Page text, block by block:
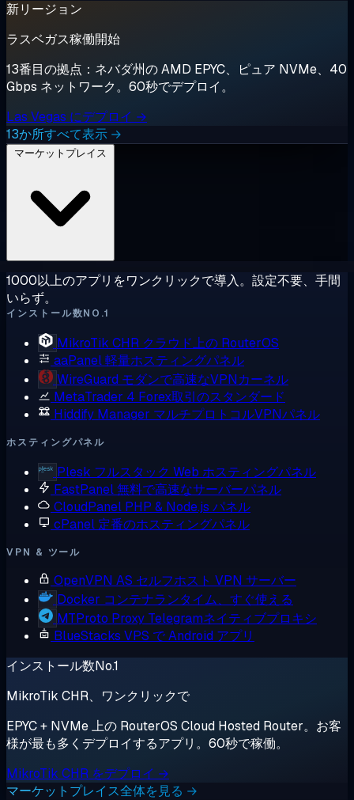
新リージョン
ラスベガス稼働開始
13番目の拠点：ネバダ州の AMD EPYC、ピュア NVMe、40
Gbps ネットワーク。60秒でデプロイ。
Las Vegas にデプロイ →
13か所すべて表示 →
1000以上のアプリをワンクリックで導入。設定不要、手間
いらず。
インストール数NO.1
MikroTik CHR クラウド上の RouterOS
aaPanel軽量ホスティングパネル
WireGuard モダンで高速なVPNカーネル
MetaTrader 4 Forex取引のスタンダード
Hiddify Manager マルチプロトコルVPNパネル
ホスティングパネル
Plesk フルスタック Web ホスティングパネル
FastPanel無料で高速なサーバーパネル
CloudPanel PHP & Node.js パネル
cPanel 定番のホスティングパネル
VPN & ツール
OpenVPN AS セルフホスト VPN サーバー
Docker コンテナランタイム、すぐ使える
MTProto Proxy Telegramネイティブプロキシ
BlueStacks VPS で Android アプリ
インストール数No.1
MikroTik CHR、ワンクリックで
EPYC + NVMe 上の RouterOS Cloud Hosted Router。お客
様が最も多くデプロイするアプリ。60秒で稼働。
MikroTik CHR をデプロイ →
マーケットプレイス全体を見る →